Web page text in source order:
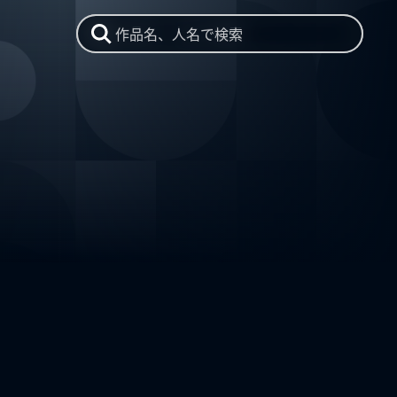
作品名、人名で検索